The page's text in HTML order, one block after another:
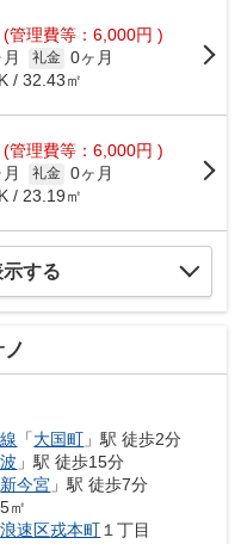
(管理費等：6,000円 )
礼金 0ヶ月
/ 32.43㎡
(管理費等：6,000円 )
礼金 0ヶ月
/ 23.19㎡
する
「大国町 」駅 徒歩2分
」駅 徒歩15分
新今宮 」駅 徒歩7分
㎡
速区戎本町 １丁目